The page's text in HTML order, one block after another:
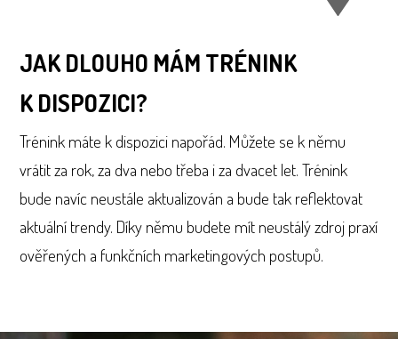
JAK DLOUHO MÁM TRÉNINK
K DISPOZICI?
Trénink máte k dispozici napořád. Můžete se k němu
vrátit za rok, za dva nebo třeba i za dvacet let. Trénink
bude navíc neustále aktualizován a bude tak reflektovat
aktuální trendy. Díky němu budete mít neustálý zdroj praxí
ověřených a funkčních marketingových postupů.